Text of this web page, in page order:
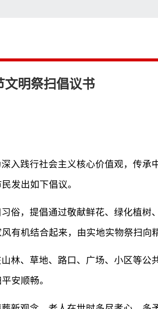
搜索
搜索
文明祭扫倡议书
入践行社会主义核心价值观，传承
发出如下倡议。
俗，提倡通过敬献鲜花、绿化植树
有机结合起来，由实地实物祭扫向
林、草地、路口、广场、小区等公
安顺畅。